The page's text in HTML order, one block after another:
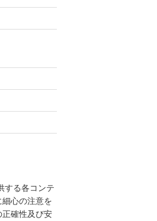
する各コンテ
心の注意を
確性及び安